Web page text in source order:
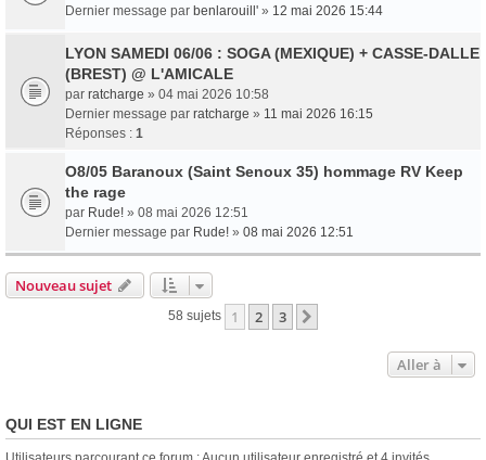
Dernier message par benlarouill' » 12 mai 2026 15:44
LYON SAMEDI 06/06 : SOGA (MEXIQUE) + CASSE-DALLE
(BREST) @ L'AMICALE
par ratcharge » 04 mai 2026 10:58
Dernier message par ratcharge » 11 mai 2026 16:15
Réponses : 1
O8/05 Baranoux (Saint Senoux 35) hommage RV Keep
the rage
par Rude! » 08 mai 2026 12:51
Dernier message par Rude! » 08 mai 2026 12:51
Nouveau sujet
58 sujets 1 2 3
Aller à
QUI EST EN LIGNE